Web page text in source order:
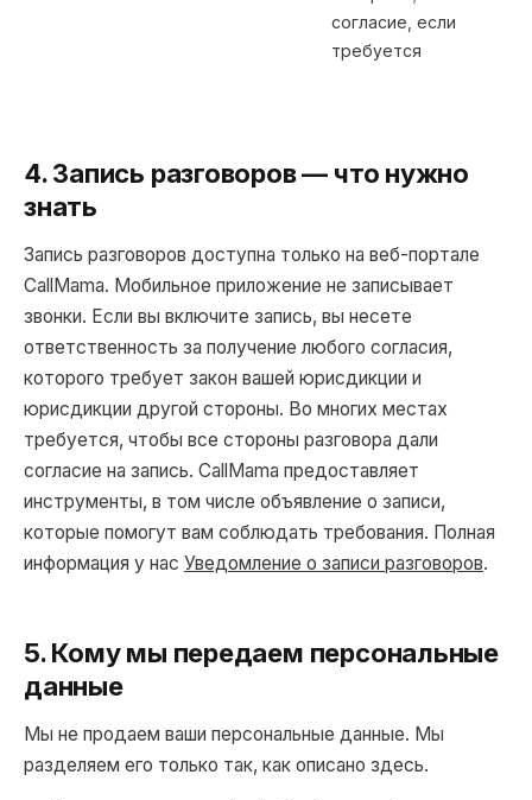
согласие, если
требуется
4. Запись разговоров — что нужно
знать
Запись разговоров доступна только на веб-портале
CallMama. Мобильное приложение не записывает
звонки. Если вы включите запись, вы несете
ответственность за получение любого согласия,
которого требует закон вашей юрисдикции и
юрисдикции другой стороны. Во многих местах
требуется, чтобы все стороны разговора дали
согласие на запись. CallMama предоставляет
инструменты, в том числе объявление о записи,
которые помогут вам соблюдать требования. Полная
информация у нас Уведомление о записи разговоров.
5. Кому мы передаем персональные
данные
Мы не продаем ваши персональные данные. Мы
разделяем его только так, как описано здесь.